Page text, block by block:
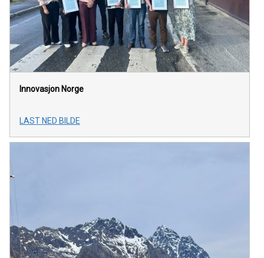
Innovasjon Norge
LAST NED BILDE